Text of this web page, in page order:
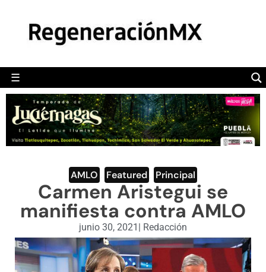
☰
POLÍTICA
CAMALEÓN
OPINIÓN
DEPORTES
ENGLISH SECTION
VIDEOS
AMLO Featured Principal
Carmen Aristegui se
manifiesta contra AMLO
junio 30, 2021 | Redacción